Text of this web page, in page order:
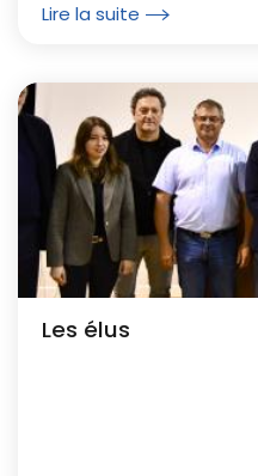
Lire la suite
Les élus